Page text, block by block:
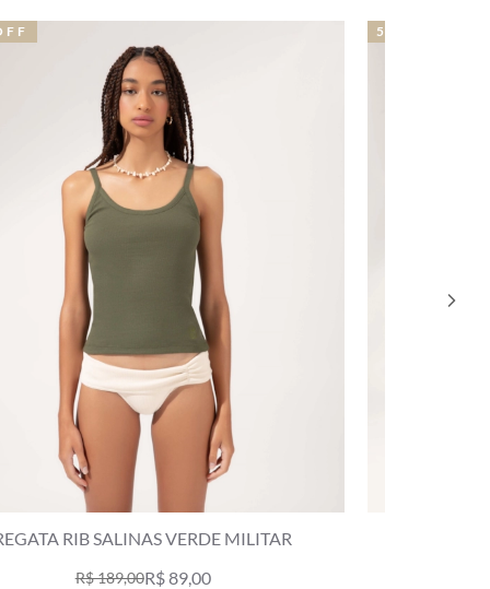
VESTIDO RIB SALINAS VERDE MILITAR
R$ 249,00R$ 119,00
OFF